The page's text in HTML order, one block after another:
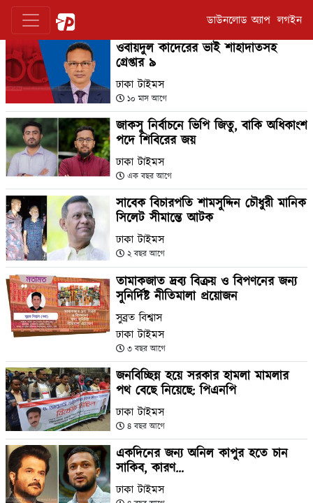
ডাউনলোড অ্যাপ লগইন
ওবায়দুল কাদেরের ভাই শাহাদাতসহ
গ্রেপ্তার ৯
ঢাকা টাইমস
১০ মাস আগে
জাকসু নির্বাচনে ভিপি জিতু, বাকি অধিকাংশ
পদে শিবিরের জয়
ঢাকা টাইমস
এক বছর আগে
সাবেক বিচারপতি শামসুদ্দিন চৌধুরী মানিক
সিলেট সীমান্তে আটক
ঢাকা টাইমস
২ বছর আগে
তামাকজাত দ্রব্য বিক্রয় ও বিপণনের জন্য
সুনির্দিষ্ট নীতিমালা প্রয়োজন
সুব্রত বিশ্বাস
ঢাকা টাইমস
৩ বছর আগে
জনবিচ্ছিন্ন হয়ে সরকার হামলা মামলার
পথ বেছে নিয়েছে: পিএনপি
ঢাকা টাইমস
৪ বছর আগে
একদিনের জন্য অনিল কাপুর হতে চান
সাকিব, কারণ…
ঢাকা টাইমস